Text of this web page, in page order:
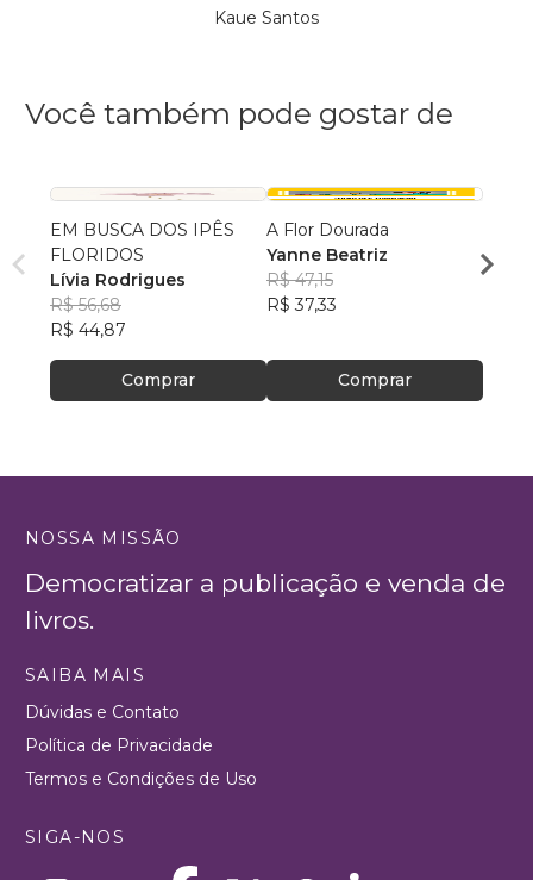
Kaue Santos
Você também pode gostar de
EM BUSCA DOS IPÊS
FLORIDOS
Lívia Rodrigues
R$ 56,68
R$ 44,87
Comprar
A Flor Dourada
Yanne Beatriz
R$ 47,15
R$ 37,33
Comprar
R$
NOSSA MISSÃO
Democratizar a publicação e venda de
livros.
SAIBA MAIS
Dúvidas e Contato
Política de Privacidade
Termos e Condições de Uso
SIGA-NOS